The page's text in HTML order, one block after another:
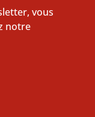
vous
notre